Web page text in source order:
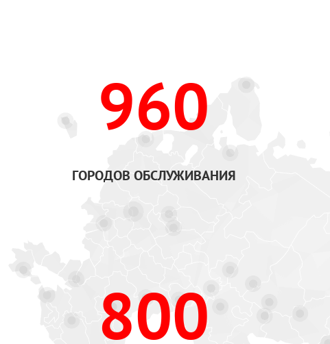
960
ГОРОДОВ ОБСЛУЖИВАНИЯ
800